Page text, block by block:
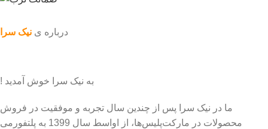
درباره ی نیک سرا
به نیک سرا خوش آمدید !
ما در نیک سرا پس از چندین سال تجربه و موفقیت در فروش
محصولات در مارکت‌پلیس‌ها، از اواسط سال 1399 به پلتفورمی